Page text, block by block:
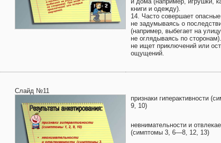
книги и одежду).
14. Часто совершает
не задумываясь о
(например, выбегает на
не оглядываясь по
не ищет приключений или
ощущений.
Слайд №11
признаки гиперактивности
9, 10)
невнимательности и
(симптомы 3, 6—8, 12, 13)